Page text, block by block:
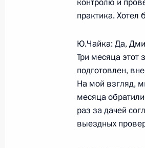
«О
по
изменений в
Федерации»
27 июля 2009 года,
практика. Хотел
Ю.Чайка: Да,
Три месяца этот
подготовлен,
На мой взгляд,
месяца
раз за дачей
выездных